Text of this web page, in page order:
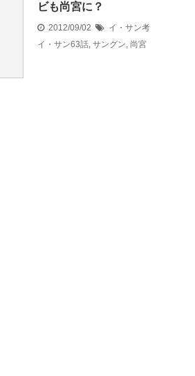
ビも尚宮に？
2012/09/02
イ・サン考
イ・サン63話, サングン, 尚宮